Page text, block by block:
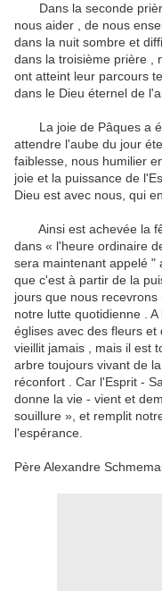
Dans la seconde
nous aider , de nous
dans la nuit sombre et
dans la troisième prière ,
ont atteint leur parcours
dans le Dieu éternel de
La joie de Pâques a
attendre l'aube du jour
faiblesse, nous humilier
joie et la puissance de
Dieu est avec nous, qui
Ainsi est achevée la
dans « l'heure ordinaire
sera maintenant appelé "
que c'est à partir de la
jours que nous
notre lutte quotidienne .
A
églises avec des fleurs
vieillit jamais , mais il est
arbre toujours vivant de
réconfort .
Car l'Esprit -
donne la vie - vient et
souillure », et remplit
l'espérance.
Père Alexandre